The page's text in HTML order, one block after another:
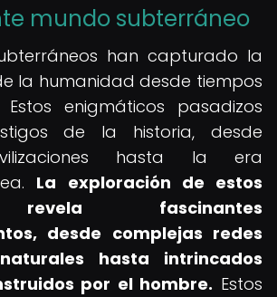
mundo subterráneo
han capturado la
la humanidad desde tiempos
Estos enigmáticos pasadizos
de la historia, desde
hasta la era
La exploración de estos
fascinantes
desde complejas redes
hasta intrincados
por el hombre. Estos